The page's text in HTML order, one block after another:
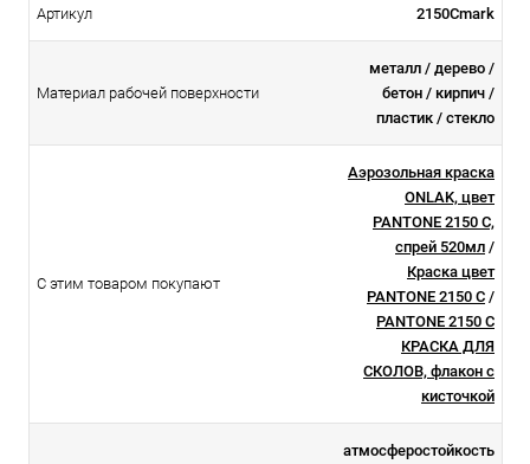
Артикул 2150Cmark
Материал рабочей поверхности
металл / дерево /
бетон / кирпич /
пластик / стекло
С этим товаром покупают
Аэрозольная краска
ONLAK, цвет
PANTONE 2150 C,
спрей 520мл /
Краска цвет
PANTONE 2150 C /
PANTONE 2150 C
КРАСКА ДЛЯ
СКОЛОВ, флакон с
кисточкой
атмосферостойкоcть